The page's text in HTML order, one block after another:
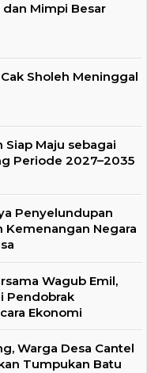
dan Mimpi Besar
Sholeh Meninggal
Siap Maju sebagai
Periode 2027–2035
Penyelundupan
Kemenangan Negara
Wagub Emil,
Pendobrak
Ekonomi
Warga Desa Cantel
Tumpukan Batu